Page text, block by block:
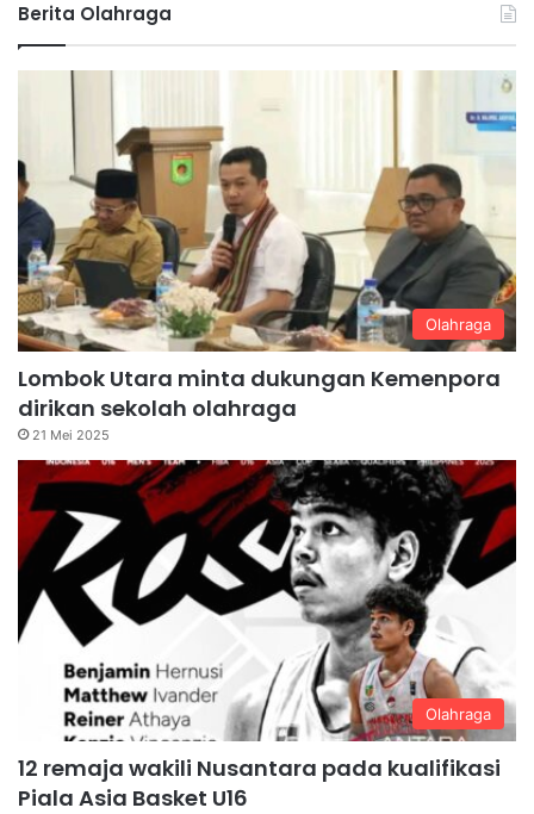
Berita Olahraga
Olahraga
Lombok Utara minta dukungan Kemenpora
dirikan sekolah olahraga
21 Mei 2025
Olahraga
12 remaja wakili Nusantara pada kualifikasi
Piala Asia Basket U16